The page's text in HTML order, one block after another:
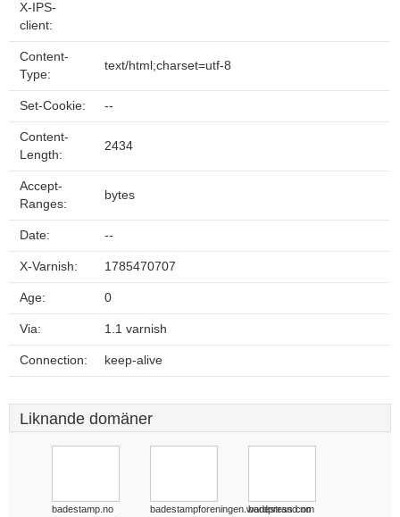
X-IPS-
client:
Content-
Type:
text/html;charset=utf-8
Set-Cookie: --
Content-
Length:
2434
Accept-
Ranges:
bytes
Date: --
X-Varnish: 1785470707
Age: 0
Via: 1.1 varnish
Connection: keep-alive
Liknande domäner
badestamp.no badestampforeningen.wordpress.com
badestrand.no